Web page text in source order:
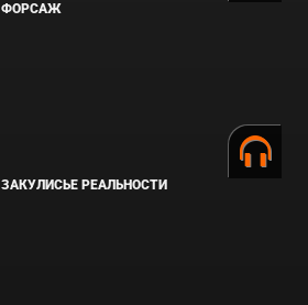
ФОРСАЖ
ЗАКУЛИСЬЕ РЕАЛЬНОСТИ